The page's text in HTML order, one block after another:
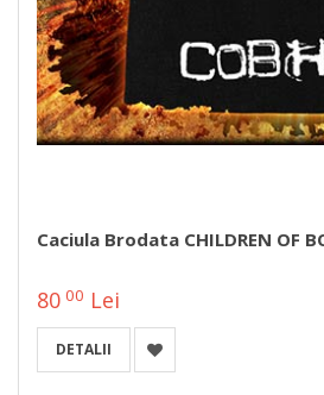
Caciula Brodata CHILDREN OF
80 00 Lei
DETALII